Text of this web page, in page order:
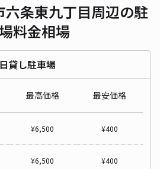
条東九丁目周辺の駐
料金相場
日貸し駐車場
最高価格 最安価格
¥6,500 ¥400
¥6,500 ¥400